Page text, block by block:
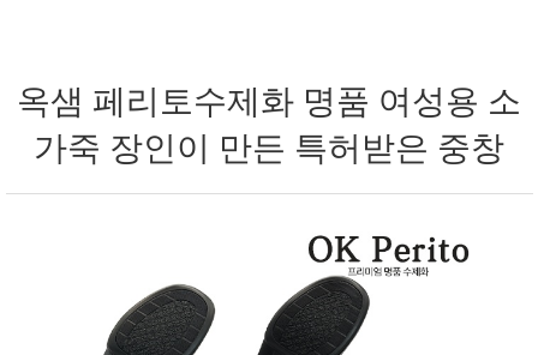
옥샘 페리토수제화 명품 여성용 소
가죽 장인이 만든 특허받은 중창